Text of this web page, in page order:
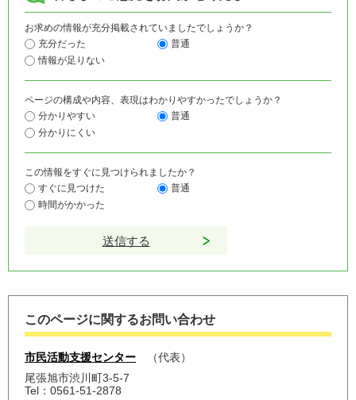
お求めの情報が充分掲載されていましたでしょうか？
充分だった
普通
情報が足りない
ページの構成や内容、表現はわかりやすかったでしょうか？
分かりやすい
普通
分かりにくい
この情報をすぐに見つけられましたか？
すぐに見つけた
普通
時間がかかった
このページに関するお問い合わせ
市民活動支援センター
代表
尾張旭市渋川町3-5-7
Tel：0561-51-2878